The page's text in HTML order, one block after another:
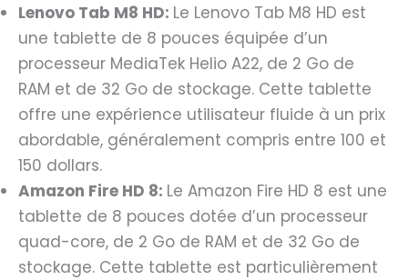
Lenovo Tab M8 HD: Le Lenovo Tab M8 HD est
une tablette de 8 pouces équipée d’un
processeur MediaTek Helio A22, de 2 Go de
RAM et de 32 Go de stockage. Cette tablette
offre une expérience utilisateur fluide à un prix
abordable, généralement compris entre 100 et
150 dollars.
Amazon Fire HD 8: Le Amazon Fire HD 8 est une
tablette de 8 pouces dotée d’un processeur
quad-core, de 2 Go de RAM et de 32 Go de
stockage. Cette tablette est particulièrement